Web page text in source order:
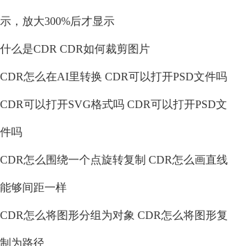
示，放大300%后才显示
什么是CDR CDR如何裁剪图片
CDR怎么在AI里转换 CDR可以打开PSD文件吗
CDR可以打开SVG格式吗 CDR可以打开PSD文
件吗
CDR怎么围绕一个点旋转复制 CDR怎么画直线
能够间距一样
CDR怎么将图形分组为对象 CDR怎么将图形复
制为路径